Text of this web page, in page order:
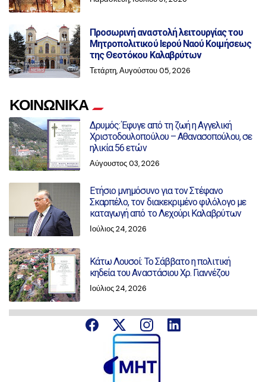
Προσωρινή αναστολή λειτουργίας του
Μητροπολιτικού Ιερού Ναού Κοιμήσεως
της Θεοτόκου Καλαβρύτων
Τετάρτη, Αυγούστου 05, 2026
ΚΟΙΝΩΝΙΚΑ
Δρυμός: Έφυγε από τη ζωή η Αγγελική
Χριστοδουλοπούλου – Αθανασοπούλου, σε
ηλικία 56 ετών
Αύγουστος 03, 2026
Ετήσιο μνημόσυνο για τον Στέφανο
Σκαρπέλο, τον διακεκριμένο φιλόλογο με
καταγωγή από το Λεχούρι Καλαβρύτων
Ιούλιος 24, 2026
Κάτω Λουσοί: Το Σάββατο η πολιτική
κηδεία του Αναστάσιου Χρ. Γιαννέζου
Ιούλιος 24, 2026